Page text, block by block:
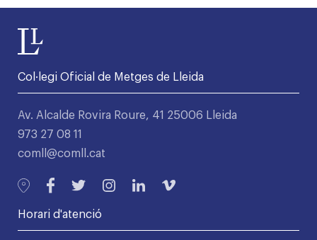
Col·legi Oficial de Metges de Lleida
Av. Alcalde Rovira Roure, 41 25006 Lleida
973 27 08 11
comll@comll.cat
Horari d'atenció